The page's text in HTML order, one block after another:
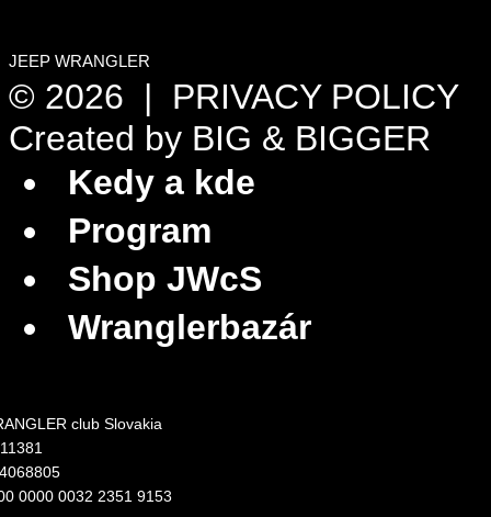
JEEP WRANGLER
© 2026 | PRIVACY POLICY
Created by BIG & BIGGER
Kedy a kde
Program
Shop JWcS
Wranglerbazár
club Slovakia
0000 0032 2351 9153